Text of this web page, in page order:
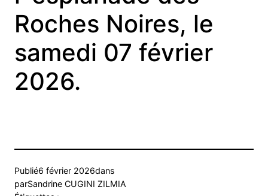
Roches Noires, le
samedi 07 février
2026.
Publié6 février 2026dans
parSandrine CUGINI ZILMIA